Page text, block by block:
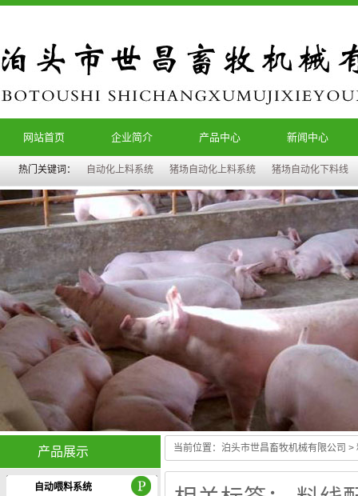
网站首页 企业简介 产品中心 新闻中心
热门关键词： 自动化上料系统 猪场自动化上料系统 猪场自动化下料线
产品展示
Guang hui stoves center
自动喂料系统
当前位置： 泊头市世昌畜牧机械有限公司 >